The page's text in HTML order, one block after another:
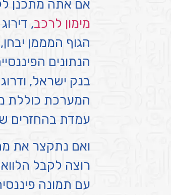
אם אתה מתכנן
מימון לרכב,
הגוף המממן
הנתונים
בנק ישראל,
המערכת כוללת
עמדת בהחזרים
ואם נתקצר את
רוצה לקבל
עם תמונה